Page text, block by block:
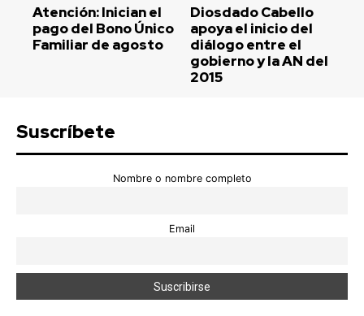
Atención: Inician el
pago del Bono Único
Familiar de agosto
Diosdado Cabello
apoya el inicio del
diálogo entre el
gobierno y la AN del
2015
Suscríbete
Nombre o nombre completo
Email